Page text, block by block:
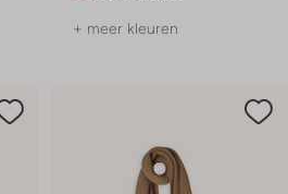
+ meer kleuren